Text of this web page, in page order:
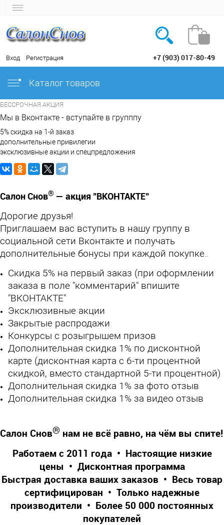
Вход Регистрация +7 (903) 017-80-49
Каталог товаров
БЕССРОЧНАЯ АКЦИЯ
Мы в Вконтакте - вступайте в групппу
5% скидка на 1-й заказ
дополнительные привилегии
эксклюзивные акции и спецпредложения
Салон Снов® — акция "ВКОНТАКТЕ"
Дорогие друзья!
Приглашаем вас вступить в нашу группу в
социальной сети Вконтакте и получать
дополнительные бонусы при каждой покупке.
Скидка 5% на первый заказ (при оформлении
заказа в поле "комментарий" впишите
"ВКОНТАКТЕ"
Эксклюзивные акции
Закрытые распродажи
Конкурсы с розыгрышем призов
Дополнительная скидка 1% по дисконтной
карте (дисконтная карта с 6-ти процентной
скидкой, вместо стандартной 5-ти процентной)
Дополнительная скидка 1% за фото отзыв
Дополнительная скидка 1% за видео отзыв
Салон Снов® нам не всё равно, на чём вы спите!
Работаем с 2011 года • Настоящие низкие
цены • Дисконтная программа
Быстрая доставка ваших заказов • Весь товар
сертифицирован • Только надежные
производители • Более 50 000 постоянных
покупателей